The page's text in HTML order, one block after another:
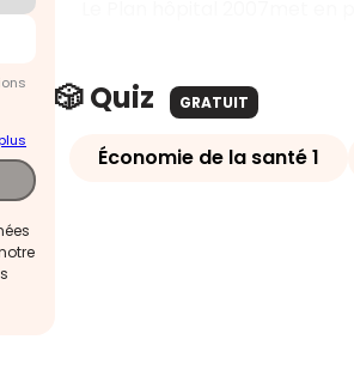
🎲 Quiz GRATUIT
Économie de la santé 1